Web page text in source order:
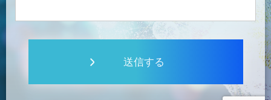
送信する